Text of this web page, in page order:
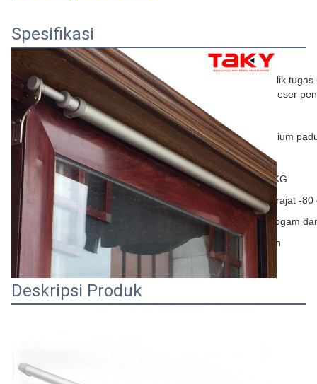
Spesifikasi
Informasi Umum
Nama
Hidraulik
pintu geser
Merek
bahan
Aluminium
Warna
Perak
Berat pintu
40-65KG
suhu
-40 derajat -80
Aplikasi
Pintu logam
Waktu simpan
3 tahun
Deskripsi Produk